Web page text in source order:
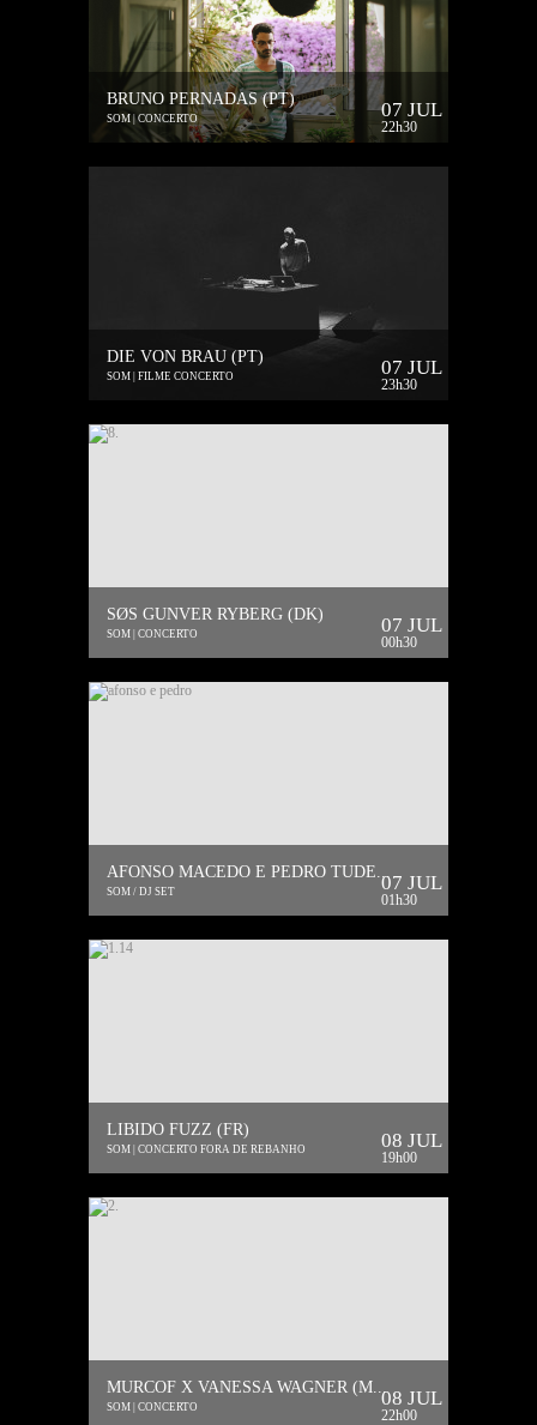
BRUNO PERNADAS (PT)
SOM | CONCERTO 07 JUL
22h30
DIE VON BRAU (PT)
SOM | FILME CONCERTO 07 JUL
23h30
SØS GUNVER RYBERG (DK)
SOM | CONCERTO 07 JUL
00h30
AFONSO MACEDO E PEDRO TUDE...
SOM / DJ SET 07 JUL
01h30
LIBIDO FUZZ (FR)
SOM | CONCERTO FORA DE REBANHO 08 JUL
19h00
MURCOF X VANESSA WAGNER (M...
SOM | CONCERTO 08 JUL
22h00